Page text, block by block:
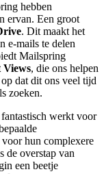
hebben
ervan. Een groot
. Dit maakt het
e-mails te delen
Mailspring
Views, die ons helpen
dat dit ons veel tijd
zoeken.
werkt voor
hun complexere
de overstap van
een beetje